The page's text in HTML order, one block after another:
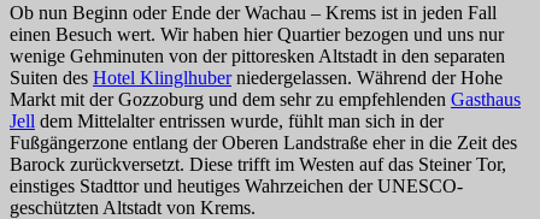
Ob nun Beginn oder Ende der Wachau – Krems ist in jeden Fall
einen Besuch wert. Wir haben hier Quartier bezogen und uns nur
wenige Gehminuten von der pittoresken Altstadt in den separaten
Suiten des Hotel Klinglhuberniedergelassen. Während der Hohe
Markt mit der Gozzoburg und dem sehr zu empfehlenden Gasthaus
Jell dem Mittelalter entrissen wurde, fühlt man sich in der
Fußgängerzone entlang der Oberen Landstraße eher in die Zeit des
Barock zurückversetzt. Diese trifft im Westen auf das Steiner Tor,
einstiges Stadttor und heutiges Wahrzeichen der UNESCO-
geschützten Altstadt von Krems.